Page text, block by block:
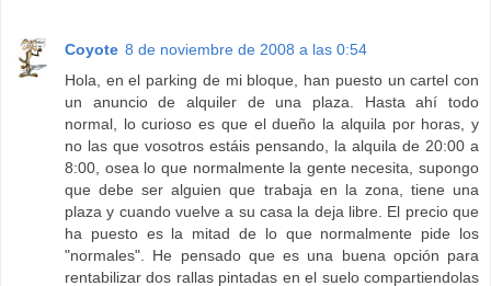
Coyote 8 de noviembre de 2008 a las 0:54
Hola, en el parking de mi bloque, han puesto un cartel con
un anuncio de alquiler de una plaza. Hasta ahí todo
normal, lo curioso es que el dueño la alquila por horas, y
no las que vosotros estáis pensando, la alquila de 20:00 a
8:00, osea lo que normalmente la gente necesita, supongo
que debe ser alguien que trabaja en la zona, tiene una
plaza y cuando vuelve a su casa la deja libre. El precio que
ha puesto es la mitad de lo que normalmente pide los
"normales". He pensado que es una buena opción para
rentabilizar dos rallas pintadas en el suelo compartiendolas